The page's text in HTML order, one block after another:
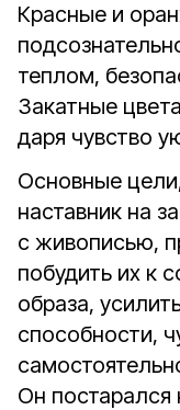
Красные и
теплом,
Закатные
даря чувство
Основные
наставник на
с живописью,
побудить их к
образа,
способности,
Он постарался